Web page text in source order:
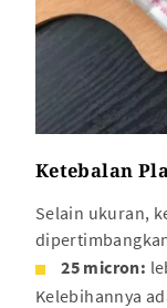
Ketebalan
Selain ukuran,
25 micron:
Kelebihannya